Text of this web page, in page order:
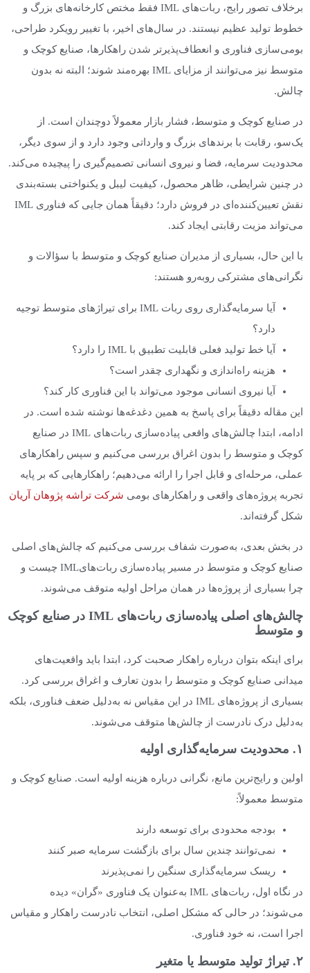
برخلاف تصور رایج، ربات‌های IML فقط مختص کارخانه‌های بزرگ و
خطوط تولید عظیم نیستند. در سال‌های اخیر، با تغییر رویکرد طراحی،
بومی‌سازی فناوری و انعطاف‌پذیرتر شدن راهکارها، صنایع کوچک و
متوسط نیز می‌توانند از مزایای IML بهره‌مند شوند؛ البته نه بدون
چالش.
در صنایع کوچک و متوسط، فشار بازار معمولاً دوچندان است. از
یک‌سو، رقابت با برندهای بزرگ و وارداتی وجود دارد و از سوی دیگر،
محدودیت سرمایه، فضا و نیروی انسانی تصمیم‌گیری را پیچیده می‌کند.
در چنین شرایطی، ظاهر محصول، کیفیت لیبل و یکنواختی بسته‌بندی
نقش تعیین‌کننده‌ای در فروش دارد؛ دقیقاً همان جایی که فناوری IML
می‌تواند مزیت رقابتی ایجاد کند.
با این حال، بسیاری از مدیران صنایع کوچک و متوسط با سؤالات و
نگرانی‌های مشترکی روبه‌رو هستند:
آیا سرمایه‌گذاری روی ربات IML برای تیراژهای متوسط توجیه
دارد؟
آیا خط تولید فعلی قابلیت تطبیق با IML را دارد؟
هزینه راه‌اندازی و نگهداری چقدر است؟
آیا نیروی انسانی موجود می‌تواند با این فناوری کار کند؟
این مقاله دقیقاً برای پاسخ به همین دغدغه‌ها نوشته شده است. در
ادامه، ابتدا چالش‌های واقعی پیاده‌سازی ربات‌های IML در صنایع
کوچک و متوسط را بدون اغراق بررسی می‌کنیم و سپس راهکارهای
عملی، مرحله‌ای و قابل اجرا را ارائه می‌دهیم؛ راهکارهایی که بر پایه
تجربه پروژه‌های واقعی و راهکارهای بومی شرکت تراشه پژوهان آریان
شکل گرفته‌اند.
در بخش بعدی، به‌صورت شفاف بررسی می‌کنیم که چالش‌های اصلی
صنایع کوچک و متوسط در مسیر پیاده‌سازی ربات‌هایIML چیست و
چرا بسیاری از پروژه‌ها در همان مراحل اولیه متوقف می‌شوند.
چالش‌های اصلی پیاده‌سازی ربات‌های IML در صنایع کوچک
و متوسط
برای اینکه بتوان درباره راهکار صحبت کرد، ابتدا باید واقعیت‌های
میدانی صنایع کوچک و متوسط را بدون تعارف و اغراق بررسی کرد.
بسیاری از پروژه‌های IML در این مقیاس نه به‌دلیل ضعف فناوری، بلکه
به‌دلیل درک نادرست از چالش‌ها متوقف می‌شوند.
۱. محدودیت سرمایه‌گذاری اولیه
اولین و رایج‌ترین مانع، نگرانی درباره هزینه اولیه است. صنایع کوچک و
متوسط معمولاً:
بودجه محدودی برای توسعه دارند
نمی‌توانند چندین سال برای بازگشت سرمایه صبر کنند
ریسک سرمایه‌گذاری سنگین را نمی‌پذیرند
در نگاه اول، ربات‌های IML به‌عنوان یک فناوری «گران» دیده
می‌شوند؛ در حالی که مشکل اصلی، انتخاب نادرست راهکار و مقیاس
اجرا است، نه خود فناوری.
۲. تیراژ تولید متوسط یا متغیر